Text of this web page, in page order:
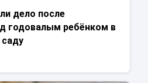
дело после
годовалым ребёнком в